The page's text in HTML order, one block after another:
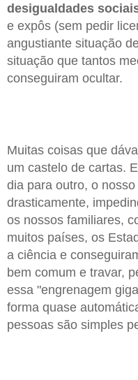
desigualdades
e expôs (sem pedir
angustiante situação
situação que tantos
conseguiram ocultar.
Muitas coisas que
um castelo de cartas.
dia para outro, o
drasticamente,
os nossos familiares,
muitos países, os
a ciência e
bem comum e travar,
essa "engrenagem
forma quase
pessoas são simples